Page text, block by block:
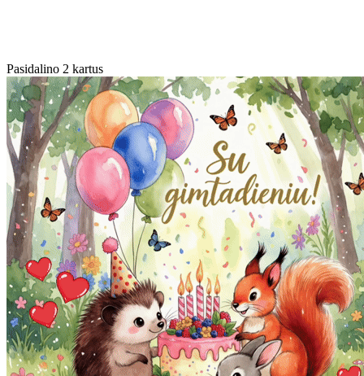
Pasidalino 2 kartus